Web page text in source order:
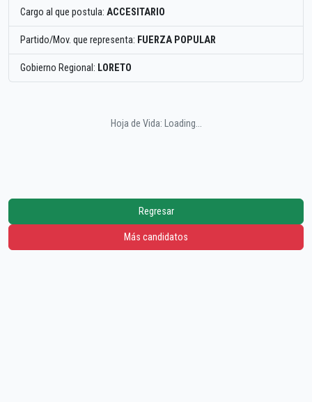
Cargo al que postula: ACCESITARIO
Partido/Mov. que representa: FUERZA POPULAR
Gobierno Regional: LORETO
Hoja de Vida: Loading...
Regresar
Más candidatos